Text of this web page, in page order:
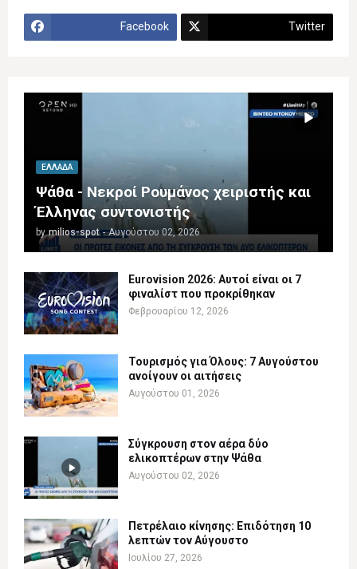
Facebook Twitter
ΕΛΛΆΔΑ
Ψάθα - Νεκροί Ρουμάνος χειριστής και
Έλληνας συντονιστής
by milios-spot - Αυγούστου 02, 2026
Eurovision 2026: Αυτοί είναι οι 7
φιναλίστ που προκρίθηκαν
Φεβρουαρίου 12, 2026
Τουρισμός για Όλους: 7 Αυγούστου
ανοίγουν οι αιτήσεις
Αυγούστου 01, 2026
Σύγκρουση στον αέρα δύο
ελικοπτέρων στην Ψάθα
Αυγούστου 02, 2026
Πετρέλαιο κίνησης: Επιδότηση 10
λεπτών τον Αύγουστο
Ιουλίου 27, 2026